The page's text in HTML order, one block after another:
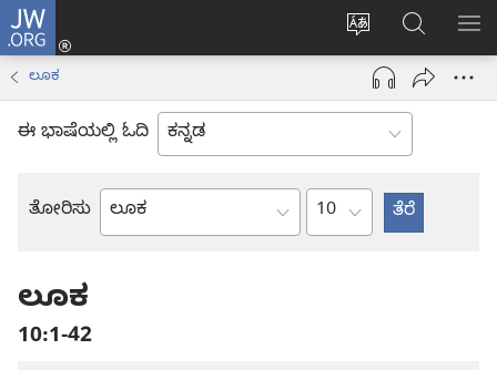
JW.ORG
ವೆಬ್‌ಸೈಟ್‌ನ
ಭಾಷೆಯನ್ನು
ಬದಲಿಸು
ಲಾಗ್
ಇನ್
(opens
new
ಹುಡುಕಿ
ಲೂಕ
ಈ ಭಾಷೆಯಲ್ಲಿ ಓದಿ
ತೋರಿಸು
ಬೈಬಲ್
ಅಧ್ಯಾಯ
ಲೂಕ
10:1-42